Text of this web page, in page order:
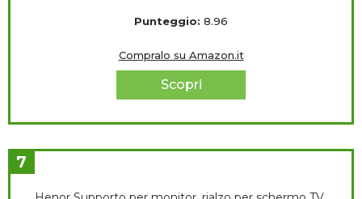
Punteggio: 8.96
Compralo su Amazon.it
Scopri
7